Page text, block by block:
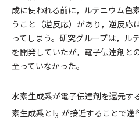
成に使われる前に，ルテニウム色
うこと（逆反応）があり，逆反応
ってしまう。研究グループは，ル
を開発していたが，電子伝達剤と
至っていなかった。
水素生成系が電子伝達剤を還元す
素生成系とI3
–が接近することで進